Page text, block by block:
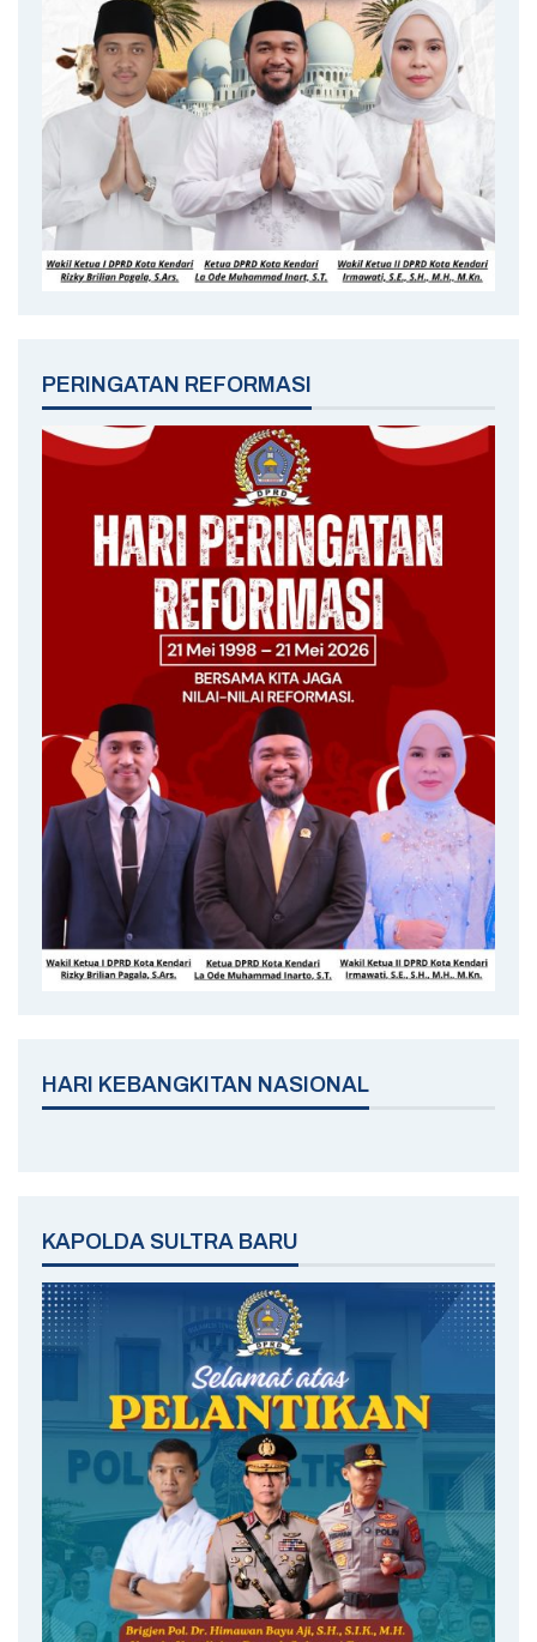
PERINGATAN REFORMASI
HARI KEBANGKITAN NASIONAL
KAPOLDA SULTRA BARU